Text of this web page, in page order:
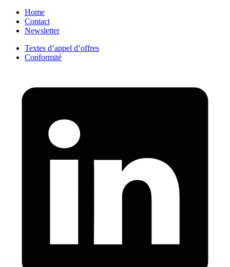
Home
Contact
Newsletter
Textes d’appel d’offres
Conformité